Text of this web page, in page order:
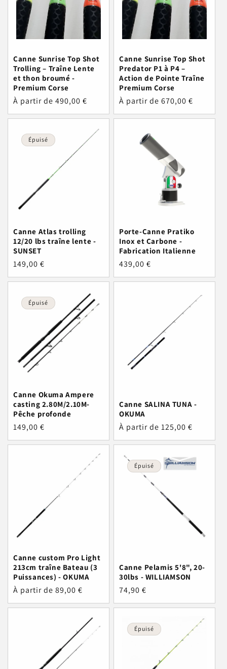
Canne Sunrise Top Shot
Trolling – Traîne Lente
et thon broumé -
Premium Corse
Prix
habituel
À partir de 490,00 €
Canne Sunrise Top Shot
Predator P1 à P4 –
Action de Pointe Traîne
Premium Corse
Prix
habituel
À partir de 670,00 €
Épuisé
Canne Atlas trolling
12/20 lbs traîne lente -
SUNSET
Prix
habituel
149,00 €
Porte-Canne Pratiko
Inox et Carbone -
Fabrication Italienne
Prix
habituel
439,00 €
Épuisé
Canne Okuma Ampere
casting 2.80M/2.10M-
Pêche profonde
Prix
habituel
149,00 €
Canne SALINA TUNA -
OKUMA
Prix
habituel
À partir de 125,00 €
Canne custom Pro Light
213cm traîne Bateau (3
Puissances) - OKUMA
Prix
habituel
À partir de 89,00 €
Épuisé
Canne Pelamis 5'8", 20-
30lbs - WILLIAMSON
Prix
habituel
74,90 €
Épuisé